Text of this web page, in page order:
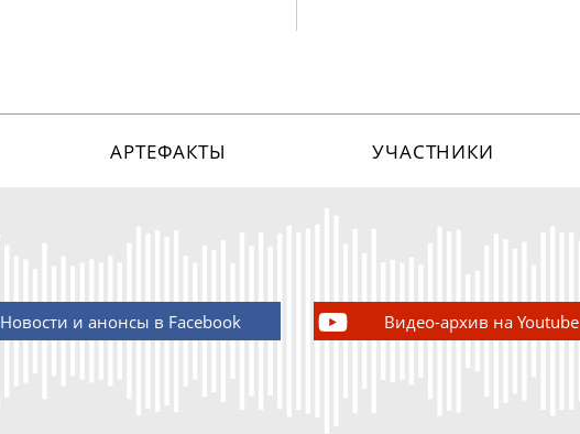
АРТЕФАКТЫ УЧАСТНИКИ
Новости и анонсы в Facebook Видео-архив на Youtube